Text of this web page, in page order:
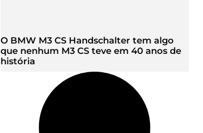
O BMW M3 CS Handschalter tem algo
que nenhum M3 CS teve em 40 anos de
história